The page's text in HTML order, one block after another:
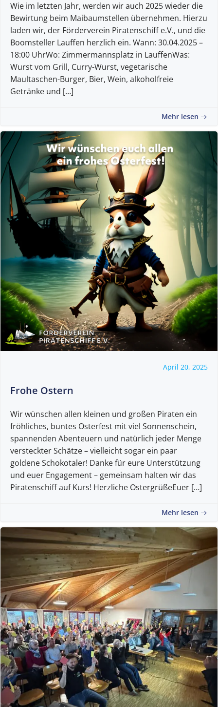
Wie im letzten Jahr, werden wir auch 2025 wieder die
Bewirtung beim Maibaumstellen übernehmen. Hierzu
laden wir, der Förderverein Piratenschiff e.V., und die
Boomsteller Lauffen herzlich ein. Wann: 30.04.2025 –
18:00 UhrWo: Zimmermannsplatz in LauffenWas:
Wurst vom Grill, Curry-Wurst, vegetarische
Maultaschen-Burger, Bier, Wein, alkoholfreie
Getränke und […]
Mehr lesen
April 20, 2025
Frohe Ostern
Wir wünschen allen kleinen und großen Piraten ein
fröhliches, buntes Osterfest mit viel Sonnenschein,
spannenden Abenteuern und natürlich jeder Menge
versteckter Schätze – vielleicht sogar ein paar
goldene Schokotaler! Danke für eure Unterstützung
und euer Engagement – gemeinsam halten wir das
Piratenschiff auf Kurs! Herzliche OstergrüßeEuer […]
Mehr lesen